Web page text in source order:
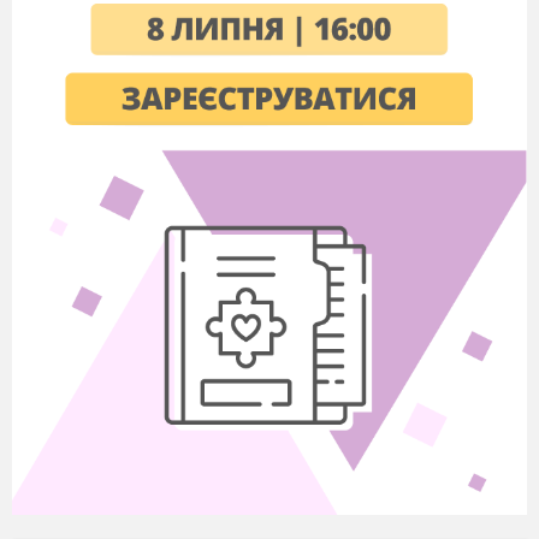
пронизував усе тіло, але Леся терпіла,
змушувала себе писати вірші, грати, «крізь
сльози сміятися».
ІV.
Сприйняття і засвоєння учнями
навчального матеріалу.
1.Словникова робота.
Чувати –
2.Виразне читання вчителем ст 112 – 113.
— Зверніть увагу на те, кому поетеса
присвячує вірш. Як вона виявляє своє почуття
Для Лесі Українки рідний край є
найпрекраснішим і найдорожчим.
«Вечірня година» розпочинається із
зображення вечора, який надійшов тихо і